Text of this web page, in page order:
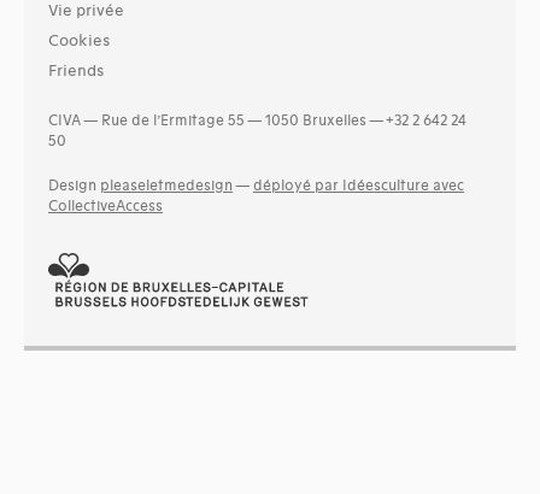
Vie privée
Cookies
Friends
CIVA — Rue de l’Ermitage 55 — 1050 Bruxelles — +32 2 642 24
50
Design pleaseletmedesign — déployé par Idéesculture avec
CollectiveAccess